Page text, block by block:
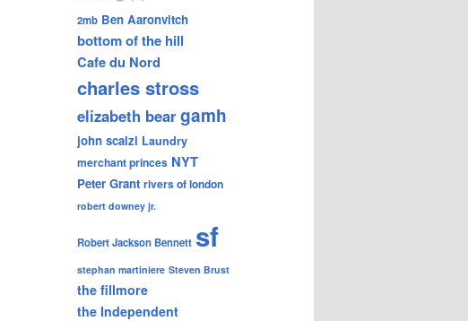
2mb Ben Aaronvitch
bottom of the hill
Cafe du Nord
charles stross
elizabeth beargamh
john scalzi Laundry
merchant princes NYT
Peter Grant rivers of london
robert downey jr.
Robert Jackson Bennett sf
stephan martiniere Steven Brust
the fillmore
the Independent